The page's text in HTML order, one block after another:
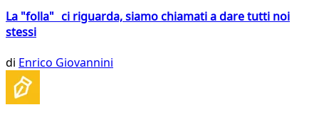
La "folla" ci riguarda, siamo chiamati a dare tutti noi
stessi
di Enrico Giovannini